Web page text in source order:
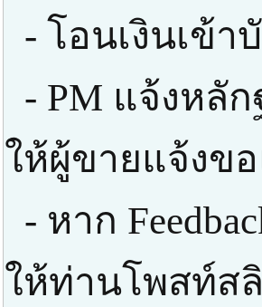
- โอนเงินเข้
- PM แจ้งหลั
ให้ผู้ขายแจ้งขอ
- หาก
ให้ท่านโพสท์ส